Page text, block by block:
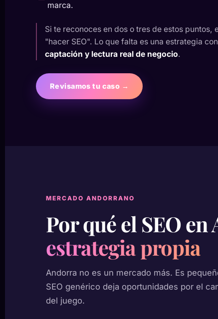
marca.
Si te reconoces en dos o tres de estos puntos,
"hacer SEO". Lo que falta es una estrategia con
captación y lectura real de negocio.
Revisamos tu caso →
MERCADO ANDORRANO
Por qué el SEO
estrategia propia
Andorra no es un mercado más. Es
SEO genérico deja oportunidades por el
del juego.